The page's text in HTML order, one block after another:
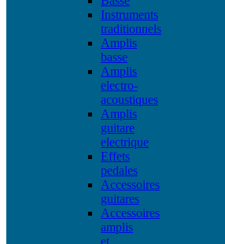
Instruments
traditionnels
Amplis
basse
Amplis
electro-
acoustiques
Amplis
guitare
electrique
Effets
pedales
Accessoires
guitares
Accessoires
amplis
et